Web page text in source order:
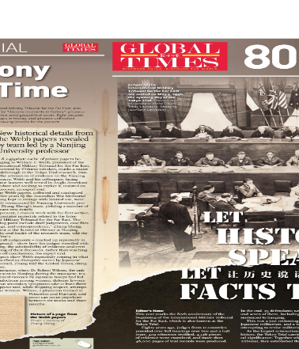
学术会议
学术讲座
访问交流
山极晃文库
图书购置
数据库